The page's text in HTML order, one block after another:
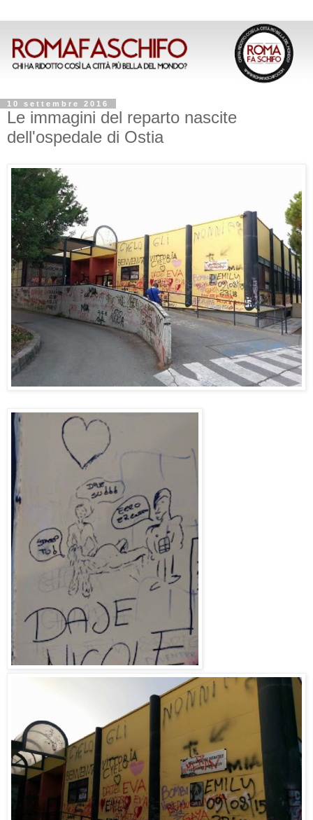
10 settembre 2016
Le immagini del reparto nascite
dell'ospedale di Ostia